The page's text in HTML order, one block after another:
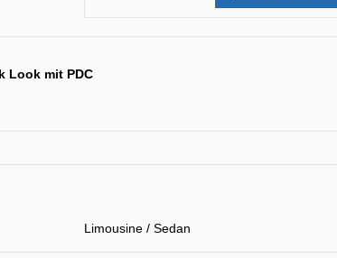
Look mit PDC
Limousine / Sedan